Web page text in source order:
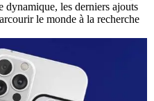
dynamique, les derniers ajouts
le monde à la recherche